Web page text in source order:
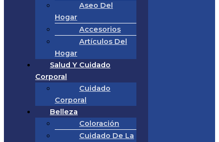
Aseo Del
Hogar
Accesorios
Artículos Del
Hogar
Salud Y Cuidado
Corporal
Cuidado
Corporal
Belleza
Coloración
Cuidado De La